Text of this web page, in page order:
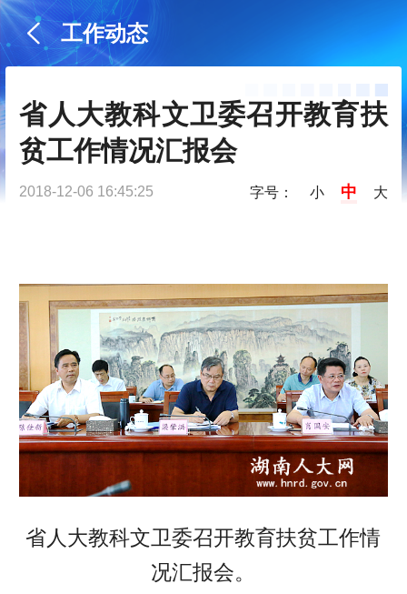
工作动态
省人大教科文卫委召开教育扶
贫工作情况汇报会
2018-12-06 16:45:25 字号： 小 中 大
省人大教科文卫委召开教育扶贫工作情
况汇报会。